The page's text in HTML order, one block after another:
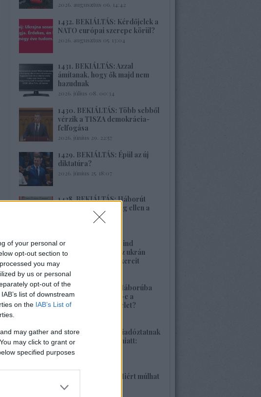
of your personal or
opt-out section to
you may
by us or personal
opt-out of the
list of downstream
on the IAB’s List of
may gather and store
may click to grant or
specified purposes
2026. augusztus 06. 14:42
1432. BEKIÁLTÁS: Kérdőjelek a
NATO európai szerepe körül?
2026. augusztus 05. 13:04
1431. BEKIÁLTÁS: Azzal
ámítanak, hogy ők majd nem
hazudnak
2026. július 08. 00:34
1430. BEKIÁLTÁS: Több sebből
vérzik a TISZA demokrácia-
felfogása
2026. június 29. 22:57
1429. BEKIÁLTÁS: Épül az új
diktatúra?
2026. június 25. 18:07
1428. BEKIÁLTÁS: Háborút
vizionál Oroszország ellen a
1427. BEKIÁLTÁS: Mind
nehezebb leplezni az ukrán
rezsim fasiszta gyökereit
2026. június 21. 13:22
1426. BEKIÁLTÁS: Háborúba
vagy békébe fordul-e a
különleges hadművelet?
1425. BEKIÁLTÁS: Riadóztatnak
az ukrán-fasizmus miatt:
„Európa vigyázz!”
1424. BEKIÁLTÁS: Miért múlhat
ki a Népszava is?